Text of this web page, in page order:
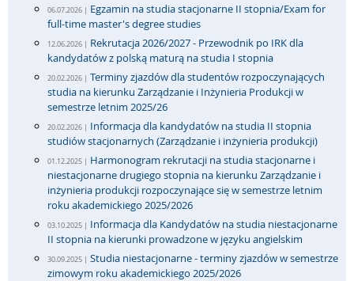
06.07.2026 | Egzamin na studia stacjonarne II stopnia/Exam for
full-time master's degree studies
12.06.2026 | Rekrutacja 2026/2027 - Przewodnik po IRK dla
kandydatów z polską maturą na studia I stopnia
20.02.2026 | Terminy zjazdów dla studentów rozpoczynających
studia na kierunku Zarządzanie i Inżynieria Produkcji w
semestrze letnim 2025/26
20.02.2026 | Informacja dla kandydatów na studia II stopnia
studiów stacjonarnych (Zarządzanie i inżynieria produkcji)
01.12.2025 | Harmonogram rekrutacji na studia stacjonarne i
niestacjonarne drugiego stopnia na kierunku Zarządzanie i
inżynieria produkcji rozpoczynające się w semestrze letnim
roku akademickiego 2025/2026
03.10.2025 | Informacja dla Kandydatów na studia niestacjonarne
II stopnia na kierunki prowadzone w języku angielskim
30.09.2025 | Studia niestacjonarne - terminy zjazdów w semestrze
zimowym roku akademickiego 2025/2026